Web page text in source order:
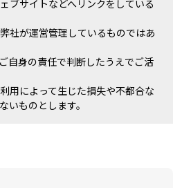
ブサイトなどへリンクをしている
社が運営管理しているものではあ
自身の責任で判断したうえでご活
用によって生じた損失や不都合な
いものとします。